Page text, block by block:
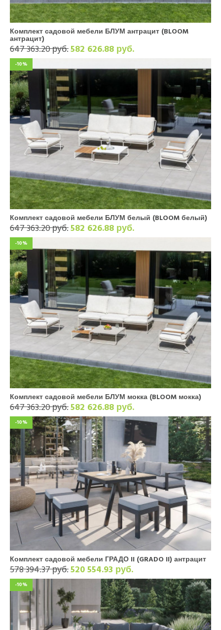
Комплект садовой мебели БЛУМ антрацит (BLOOM
антрацит)
647 363.20 руб.582 626.88 руб.
-10%
Комплект садовой мебели БЛУМ белый (BLOOM белый)
647 363.20 руб.582 626.88 руб.
-10%
Комплект садовой мебели БЛУМ мокка (BLOOM мокка)
647 363.20 руб.582 626.88 руб.
-10%
Комплект садовой мебели ГРАДО II (GRADO II) антрацит
578 394.37 руб.520 554.93 руб.
-10%